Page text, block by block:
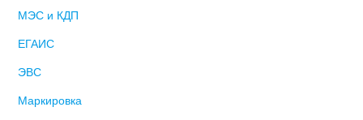
МЭС и КДП
ЕГАИС
ЭВС
Маркировка